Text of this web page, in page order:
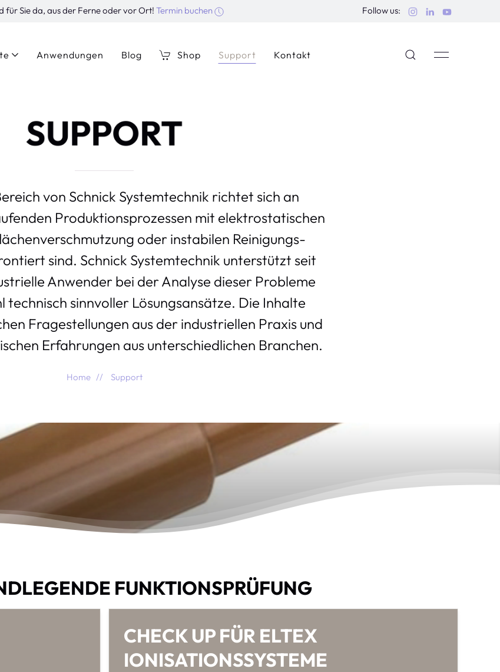
für Sie da, aus der Ferne oder vor Ort! Termin buchen Follow us:
Anwendungen Blog Shop Support Kontakt
SUPPORT
von Schnick Systemtechnik richtet sich an
Produktionsprozessen mit elektrostatischen
oder instabilen Reinigungs­
sind. Schnick Systemtechnik unterstützt seit
Anwender bei der Analyse dieser Probleme
technisch sinnvoller Lösungsansätze. Die Inhalte
Fragestellungen aus der industriellen Praxis und
Erfahrungen aus unterschiedlichen Branchen.
Home Support
FUNKTIONSPRÜFUNG
CHECK UP FÜR ELTEX
IONISATIONSSYSTEME